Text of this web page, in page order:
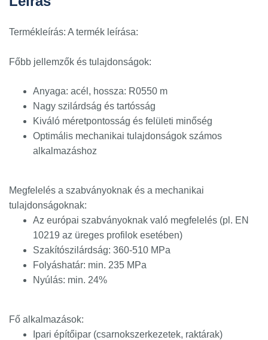
Termékleírás: A termék leírása:
Főbb jellemzők és tulajdonságok:
Anyaga: acél, hossza: R0550 m
Nagy szilárdság és tartósság
Kiváló méretpontosság és felületi minőség
Optimális mechanikai tulajdonságok számos
alkalmazáshoz
Megfelelés a szabványoknak és a mechanikai
tulajdonságoknak:
Az európai szabványoknak való megfelelés (pl. EN
10219 az üreges profilok esetében)
Szakítószilárdság: 360-510 MPa
Folyáshatár: min. 235 MPa
Nyúlás: min. 24%
Fő alkalmazások:
Ipari építőipar (csarnokszerkezetek, raktárak)